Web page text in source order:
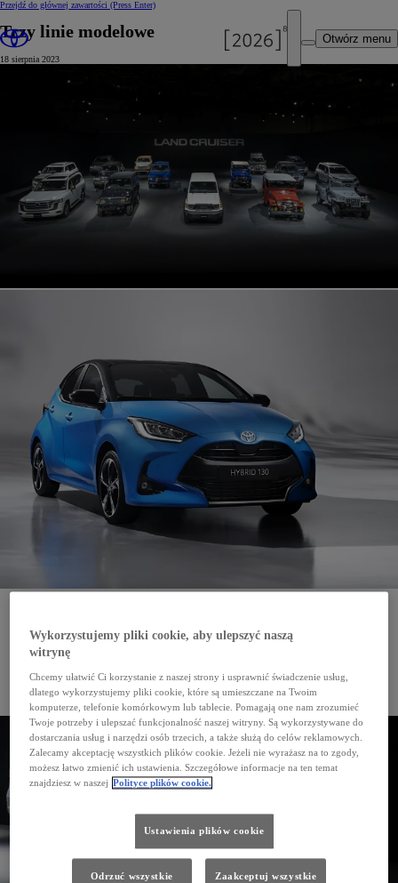
Przejdź do głównej zawartości (Press Enter)
Otwórz menu
Trzy linie modelowe
18 sierpnia 2023
(J6, J8, J10, J20, J30)
1984 rok – debiut produkowanego do dziś Land Cruisera J7, a także linii mniejszych
i lżejszych rekreacyjnych modeli Light Duty (J9, kolejne w serii to J12 i J15)
Land Cruiser to najdłużej produkowany model Toyoty. Od 1951 roku powstało już ponad 11 mln
egzemplarzy tej legendarnej terenówki. Zdecydowana większość w Japonii, ale Land Cruiser był
montowany także w Ameryce Południowej, Europie, Rosji czy Chinach. Obecnie model ten jest
oferowany w około 190 krajach i regionach świata.
Wykorzystujemy pliki cookie, aby ulepszyć naszą
witrynę
Chcemy ułatwić Ci korzystanie z naszej strony i usprawnić świadczenie usług,
dlatego wykorzystujemy pliki cookie, które są umieszczane na Twoim
komputerze, telefonie komórkowym lub tablecie. Pomagają one nam zrozumieć
Twoje potrzeby i ulepszać funkcjonalność naszej witryny. Są wykorzystywane do
dostarczania usług i narzędzi osób trzecich, a także służą do celów reklamowych.
Zalecamy akceptację wszystkich plików cookie. Jeżeli nie wyrażasz na to zgody,
możesz łatwo zmienić ich ustawienia. Szczegółowe informacje na ten temat
znajdziesz w naszej Polityce plików cookie.
Ustawienia plików cookie
Odrzuć wszystkie Zaakceptuj wszystkie